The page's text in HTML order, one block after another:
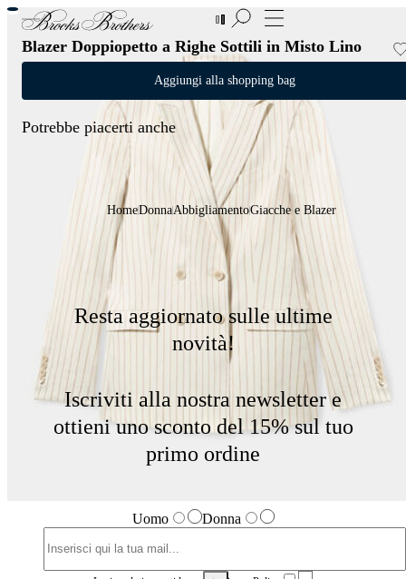
Nuove aggiunte ai Saldi | Fino al 50%
Blazer Doppiopetto a Righe Sottili in Misto Lino
Aggiungi alla shopping bag
Potrebbe piacerti anche
HomeDonnaAbbigliamentoGiacche e Blazer
Resta aggiornato sulle ultime
novità!
Iscriviti alla nostra newsletter e
ottieni uno sconto del 15% sul tuo
primo ordine
Uomo Donna